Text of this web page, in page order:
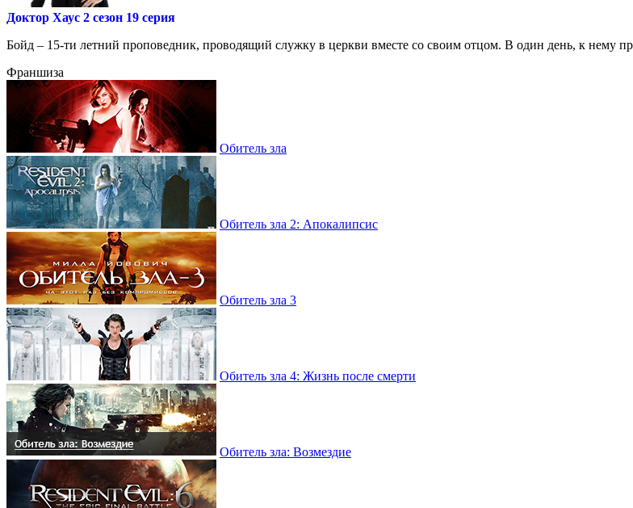
Доктор Хаус 2 сезон 19 серия
Бойд – 15-ти летний проповедник, проводящий служку в церкви вместе со своим отцом. В один день, к нему
Франшиза
Обитель зла
Обитель зла 2: Апокалипсис
Обитель зла 3
Обитель зла 4: Жизнь после смерти
Обитель зла: Возмездие